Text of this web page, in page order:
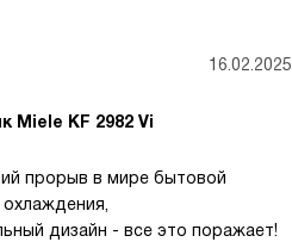
16.02.2025
Miele KF 2982 Vi
прорыв в мире бытовой
дизайн - все это поражает!